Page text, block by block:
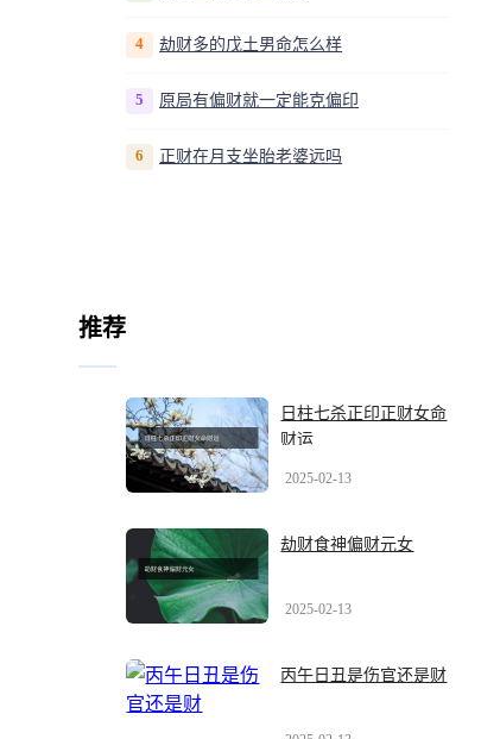
4 劫财多的戊土男命怎么样
5 原局有偏财就一定能克偏印
6 正财在月支坐胎老婆远吗
推荐
日柱七杀正印正财女命
财运
2025-02-13
劫财食神偏财元女
2025-02-13
丙午日丑是伤官还是财